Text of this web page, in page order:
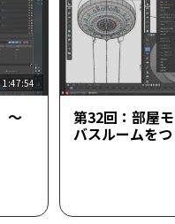
1:47:54
～ 第32回：部屋
バスルームを